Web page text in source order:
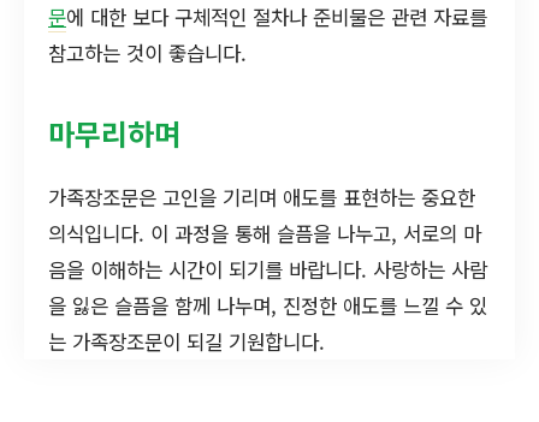
문에 대한 보다 구체적인 절차나 준비물은 관련 자료를
참고하는 것이 좋습니다.
마무리하며
가족장조문은 고인을 기리며 애도를 표현하는 중요한
의식입니다. 이 과정을 통해 슬픔을 나누고, 서로의 마
음을 이해하는 시간이 되기를 바랍니다. 사랑하는 사람
을 잃은 슬픔을 함께 나누며, 진정한 애도를 느낄 수 있
는 가족장조문이 되길 기원합니다.